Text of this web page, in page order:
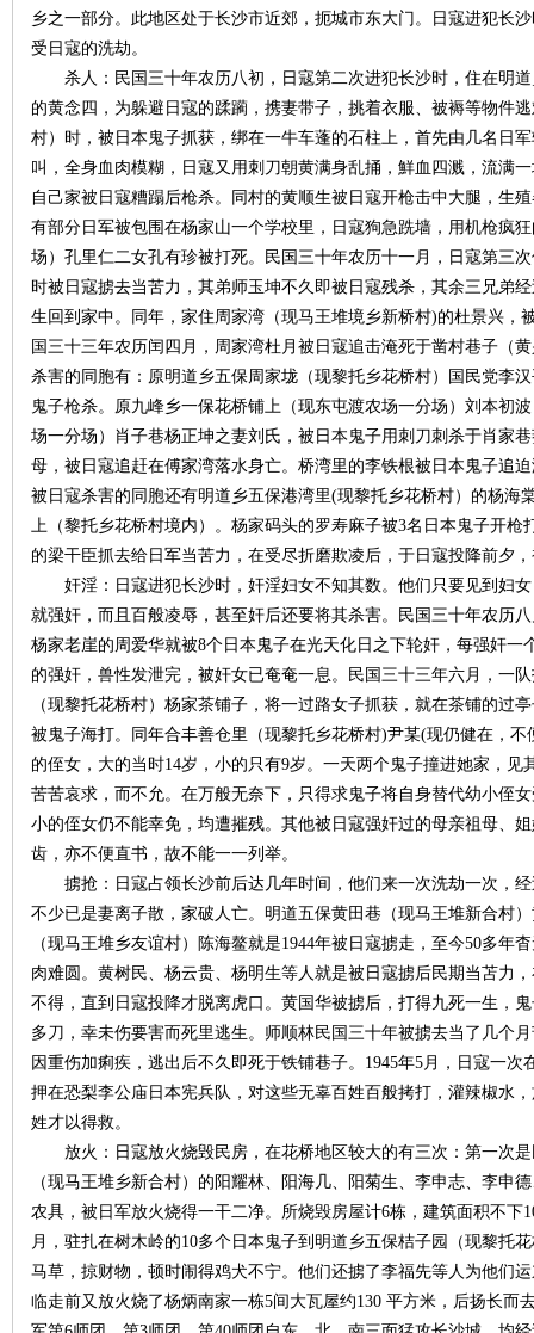
乡之一部分。此地区处于长沙市近郊，扼城市东大门。日寇进犯长
受日寇的洗劫。
杀人：民国三十年农历八初，日寇第二次进犯长沙时，住在明道
的黄念四，为躲避日寇的蹂躏，携妻带子，挑着衣服、被褥等物件
村）时，被日本鬼子抓获，绑在一牛车蓬的石柱上，首先由几名日
叫，全身血肉模糊，日寇又用刺刀朝黄满身乱捅，鮮血四溅，流满
自己家被日寇糟蹋后枪杀。同村的黄顺生被日寇开枪击中大腿，生
有部分日军被包围在杨家山一个学校里，日寇狗急跣墙，用机枪疯
场）孔里仁二女孔有珍被打死。民国三十年农历十一月，日寇第三
时被日寇掳去当苦力，其弟师玉坤不久即被日寇残杀，其余三兄弟
生回到家中。同年，家住周家湾（现马王堆境乡新桥村)的杜景兴，
国三十三年农历闰四月，周家湾杜月被日寇追击淹死于凿村巷子（
杀害的同胞有：原明道乡五保周家垅（现黎托乡花桥村）国民党李
鬼子枪杀。原九峰乡一保花桥铺上（现东屯渡农场一分场）刘本初
场一分场）肖子巷杨正坤之妻刘氏，被日本鬼子用刺刀刺杀于肖家
母，被日寇追赶在傅家湾落水身亡。桥湾里的李铁根被日本鬼子追
被日寇杀害的同胞还有明道乡五保港湾里(现黎托乡花桥村）的杨海
上（黎托乡花桥村境内）。杨家码头的罗寿麻子被3名日本鬼子开
的梁干臣抓去给日军当苦力，在受尽折磨欺凌后，于日寇投降前夕
奸淫：日寇进犯长沙时，奸淫妇女不知其数。他们只要见到妇女
就强奸，而且百般凌辱，甚至奸后还要将其杀害。民国三十年农历
杨家老崖的周爱华就被8个日本鬼子在光天化日之下轮奸，每强奸
的强奸，兽性发泄完，被奸女已奄奄一息。民国三十三年六月，一
（现黎托花桥村）杨家茶铺子，将一过路女子抓获，就在茶铺的过
被鬼子海打。同年合丰善仓里（现黎托乡花桥村)尹某(现仍健在，
的侄女，大的当时14岁，小的只有9岁。一天两个鬼子撞进她家，
苦苦哀求，而不允。在万般无奈下，只得求鬼子将自身替代幼小侄
小的侄女仍不能幸免，均遭摧残。其他被日寇强奸过的母亲祖母、
齿，亦不便直书，故不能一一列举。
掳抢：日寇占领长沙前后达几年时间，他们来一次洗劫一次，经
不少已是妻离子散，家破人亡。明道五保黄田巷（现马王堆新合村
（现马王堆乡友谊村）陈海鳌就是1944年被日寇掳走，至今50多年
肉难圆。黄树民、杨云贵、杨明生等人就是被日寇掳后民期当苫力
不得，直到日寇投降才脱离虎口。黄国华被掳后，打得九死一生，
多刀，幸未伤要害而死里逃生。师顺林民国三十年被掳去当了几个
因重伤加痢疾，逃出后不久即死于铁铺巷子。1945年5月，日寇一
押在恐梨李公庙日本宪兵队，对这些无辜百姓百般拷打，灌辣椒水
姓才以得救。
放火：日寇放火烧毁民房，在花桥地区较大的有三次：第一次是
（现马王堆乡新合村）的阳耀林、阳海几、阳菊生、李申志、李申
农具，被日军放火烧得一干二净。所烧毁房屋计6栋，建筑面积不下
月，驻扎在树木岭的10多个日本鬼子到明道乡五保桔子园（现黎托
马草，掠财物，顿时闹得鸡犬不宁。他们还掳了李福先等人为他们
临走前又放火烧了杨炳南家一栋5间大瓦屋约130 平方米，后扬长而